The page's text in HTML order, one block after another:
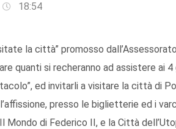
18:54
la città” promosso
quanti si recheranno ad assistere ai
ed invitarli a visitare la città di
presso le biglietterie ed i
Mondo di Federico II, e la Città